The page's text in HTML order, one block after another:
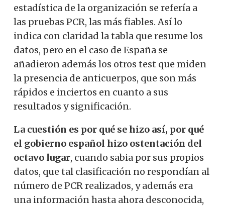
estadística de la organización se refería a
las pruebas PCR, las más fiables. Así lo
indica con claridad la tabla que resume los
datos, pero en el caso de España se
añadieron además los otros test que miden
la presencia de anticuerpos, que son más
rápidos e inciertos en cuanto a sus
resultados y significación.
La cuestión es por qué se hizo así, por qué
el gobierno español hizo ostentación del
octavo lugar, cuando sabia por sus propios
datos, que tal clasificación no respondían al
número de PCR realizados, y además era
una información hasta ahora desconocida,